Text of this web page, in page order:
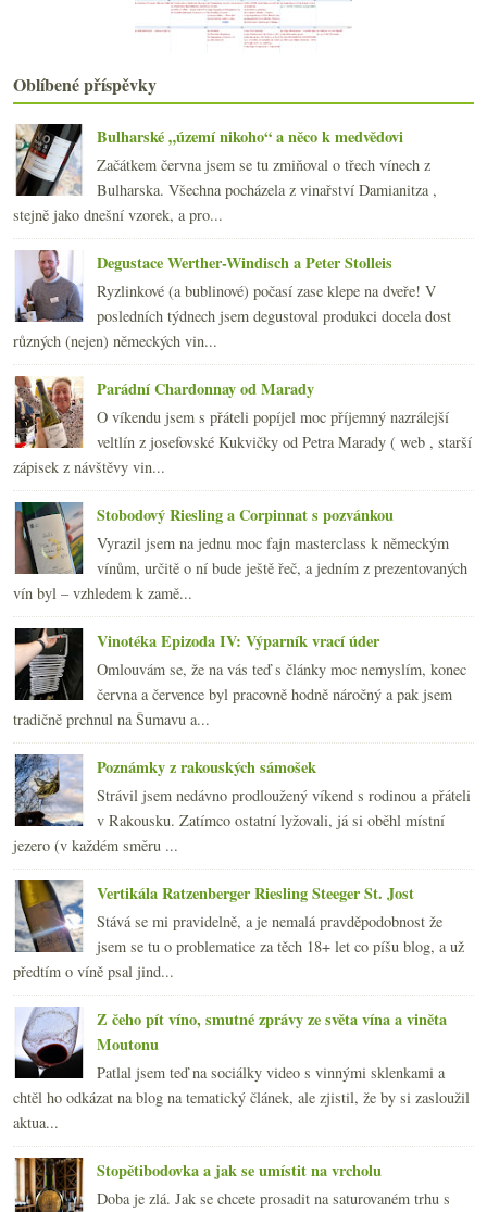
►2019 (238)
►2018(240)
►2017(240)
►2016(250)
►2015(251)
2014 (254)
2013
2012(254)
►2011(252)
►2010(249)
► 2009 (249)
2008
►2007(108)
Oblíbené příspěvky
Bulharské „území nikoho“ a něco k medvědovi
Začátkem června jsem se tu zmiňoval o třech vínech z
Bulharska. Všechna pocházela z vinařství Damianitza ,
stejně jako dnešní vzorek, a pro...
Degustace Werther-Windisch a Peter Stolleis
Ryzlinkové (a bublinové) počasí zase klepe na dveře! V
posledních týdnech jsem degustoval produkci docela dost
různých (nejen) německých vin...
Parádní Chardonnay od Marady
O víkendu jsem s přáteli popíjel moc příjemný nazrálejší
veltlín z josefovské Kukvičky od Petra Marady ( web , starší
zápisek z návštěvy vin...
Stobodový Riesling a Corpinnat s pozvánkou
Vyrazil jsem na jednu moc fajn masterclass k německým
vínům, určitě o ní bude ještě řeč, a jedním z prezentovaných
vín byl – vzhledem k zamě...
Vinotéka Epizoda IV: Výparník vrací úder
Omlouvám se, že na vás teď s články moc nemyslím, konec
června a července byl pracovně hodně náročný a pak jsem
tradičně prchnul na Šumavu a...
Poznámky z rakouských sámošek
Strávil jsem nedávno prodloužený víkend s rodinou a přáteli
v Rakousku. Zatímco ostatní lyžovali, já si oběhl místní
jezero (v každém směru ...
Vertikála Ratzenberger Riesling Steeger St. Jost
Stává se mi pravidelně, a je nemalá pravděpodobnost že
jsem se tu o problematice za těch 18+ let co píšu blog, a už
předtím o víně psal jind...
Z čeho pít víno, smutné zprávy ze světa vína a viněta
Moutonu
Patlal jsem teď na sociálky video s vinnými sklenkami a
chtěl ho odkázat na blog na tematický článek, ale zjistil, že by si zasloužil
aktua...
Stopětibodovka a jak se umístit na vrcholu
Doba je zlá. Jak se chcete prosadit na saturovaném trhu s